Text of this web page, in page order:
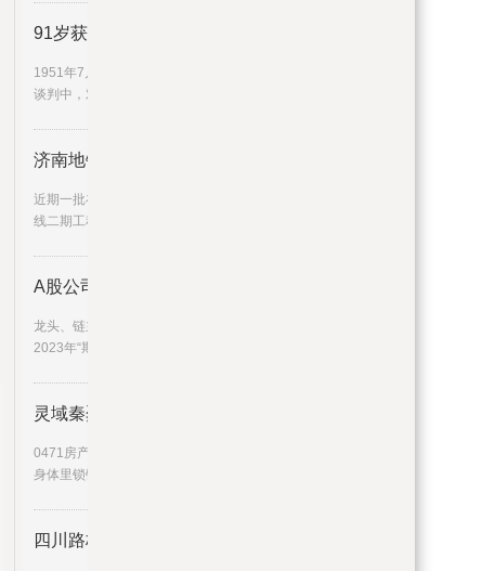
91岁获得共和国勋章！这位英雄的
1951年7月10日，朝鲜停战谈判在开城举行。
谈判中，对于朝中方面提出的
济南地铁3、4、6、7、8、9号线，
近期一批在建地铁线路再次刷新“进度条”↓↓3号
线二期工程截至目前，3
A股公司半年报披露过半 超八成
龙头、链主稳中有进，“小巨人”增速迅猛……在
2023年“期中考”里，上
灵域秦烈身体里锁链是谁 灵域秦
0471房产来为大家解答以上的问题。灵域秦烈
身体里锁链是谁，灵域秦烈这
四川路桥：连续6日融资净偿还累